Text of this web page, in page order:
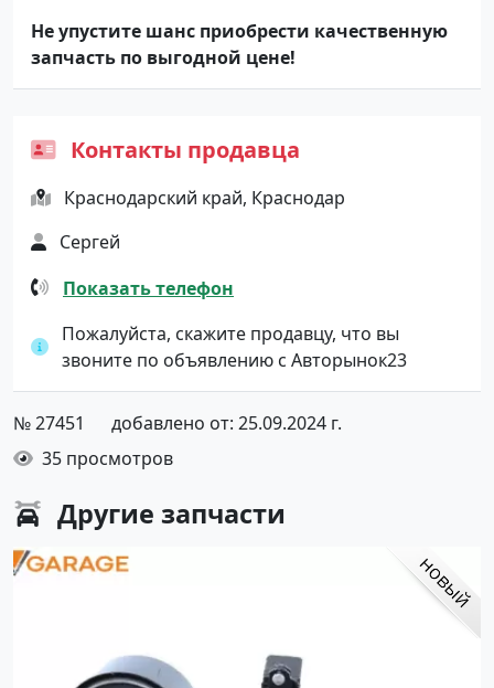
Не упустите шанс приобрести качественную
запчасть по выгодной цене!
Контакты продавца
Краснодарский край, Краснодар
Сергей
Показать телефон
Пожалуйста, скажите продавцу, что вы
звоните по объявлению с Авторынок23
№ 27451
добавлено от: 25.09.2024 г.
35 просмотров
Другие запчасти